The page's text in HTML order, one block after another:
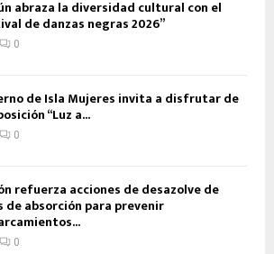
abraza la diversidad cultural con el
de danzas negras 2026”
0
de Isla Mujeres invita a disfrutar de
“Luz a...
0
refuerza acciones de desazolve de
de absorción para prevenir
0